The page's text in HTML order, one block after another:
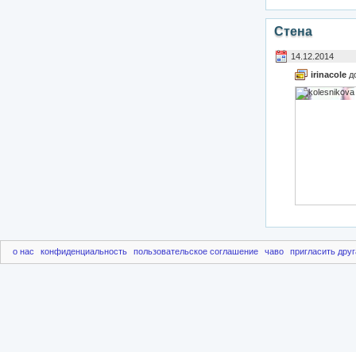
Стена
14.12.2014
irinacole
о нас конфиденциальность пользовательское соглашение чаво пригласить